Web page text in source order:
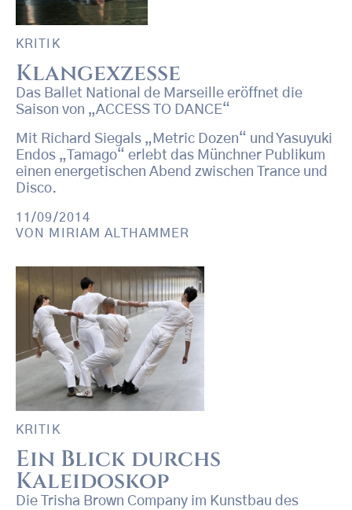
KRITIK
Klangexzesse
Das Ballet National de Marseille eröffnet die
Saison von „ACCESS TO DANCE“
Mit Richard Siegals „Metric Dozen“ und Yasuyuki
Endos „Tamago“ erlebt das Münchner Publikum
einen energetischen Abend zwischen Trance und
Disco.
11/09/2014
VON
MIRIAM ALTHAMMER
KRITIK
Ein Blick durchs
Kaleidoskop
Die Trisha Brown Company im Kunstbau des